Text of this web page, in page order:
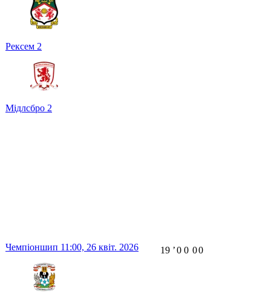
Рексем 2
Мідлсбро 2
Чемпіоншип 11:00, 26 квіт. 2026 19 ʼ0 0 00